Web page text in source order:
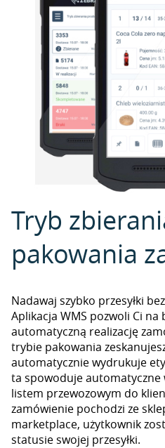
Tryb
pakowania
Nadawaj szybko przesyłki
Aplikacja WMS pozwoli Ci na
automatyczną realizację
trybie pakowania
automatycznie wydrukuje
ta spowoduje automatyczne
listem przewozowym do
zamówienie pochodzi ze
marketplace, użytkownik
statusie swojej przesyłki.